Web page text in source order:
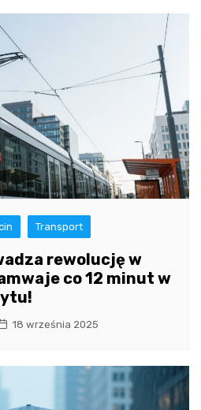
Transport
rewolucję w
co 12 minut w
18 września 2025